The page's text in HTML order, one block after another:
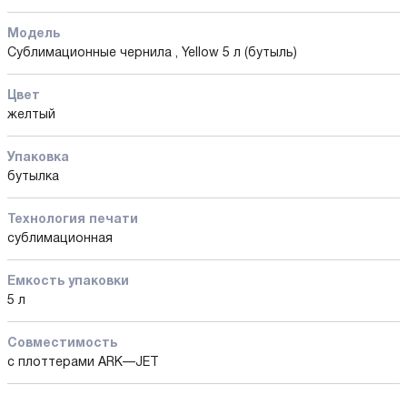
Модель
Сублимационные чернила , Yellow 5 л (бутыль)
Цвет
желтый
Упаковка
бутылка
Технология печати
сублимационная
Емкость упаковки
5 л
Совместимость
с плоттерами ARK—JET